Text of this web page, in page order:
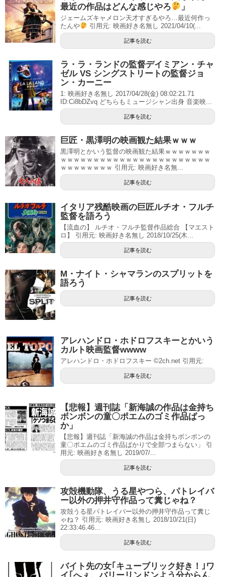
最近の作品はどんな感じやろ
」
ジェームズキャメロン天才すぎるやろ…最近何作っ
たんや
引用元: 映画好き名無し 2021/04/10(...
記事を読む
ラ・ラ・ランドの監督デイミアン・チャ
ゼル VS シングストリートの監督ジョ
ン・カーニー
1: 映画好き名無し 2017/04/28(金) 08:02:21.71
ID:Ci8bDZvq どちらもミュージシャン出身 音楽映...
記事を読む
巨匠・黒澤明の映画観た結果ｗｗｗ
黒澤明とかいう監督の映画観た結果ｗｗｗｗｗｗｗ
ｗｗｗｗｗｗｗｗｗｗｗｗｗｗｗｗｗｗｗｗｗｗｗ
ｗｗｗｗｗｗｗｗ 引用元: 映画好き名無...
記事を読む
イタリア残酷映画の巨匠ルチオ・フルチ
監督を語ろう
【流血の】 ルチオ・フルチ監督作品総合 【マエスト
ロ】 引用元: 映画好き名無し 2018/10/25(木...
記事を読む
M・ナイト・シャマランのスプリットを
語ろう
記事を読む
アレハンドロ・ホドロフスキーとかいう
カルト映画監督wwww
アレハンドロ・ホドロフスキー ©2ch.net 引用元:
記事を読む
【悲報】週刊誌「新海誠の作品は金持ち
ボンボンの童〇ポエムのゴミ作品ばっ
か」
【悲報】週刊誌「新海誠の作品は金持ちボンボンの
童〇ポエムのゴミ作品ばかりで全部つまらない」 引
用元: 映画好き名無し 2019/07/...
記事を読む
攻殻機動隊、うる星やつら、パトレイバ
ー以外の押井守作品って糞じゃね？
攻殻うる星パトレイバー以外の押井守作品って糞じ
ゃね？ 引用元: 映画好き名無し 2018/10/21(日)
22:33:46.46...
記事を読む
バイト先の女｢キューブリック好き！｣ワ